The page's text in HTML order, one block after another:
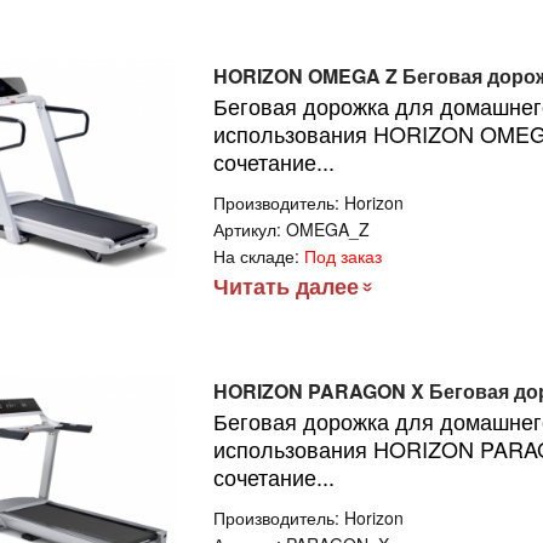
HORIZON OMEGA Z Беговая
Беговая дорожка для
использования HORIZON
сочетание...
Производитель: Horizon
Артикул: OMEGA_Z
На складе: Под заказ
Читать далее
HORIZON PARAGON X Беговая
Беговая дорожка для
использования HORIZON
сочетание...
Производитель: Horizon